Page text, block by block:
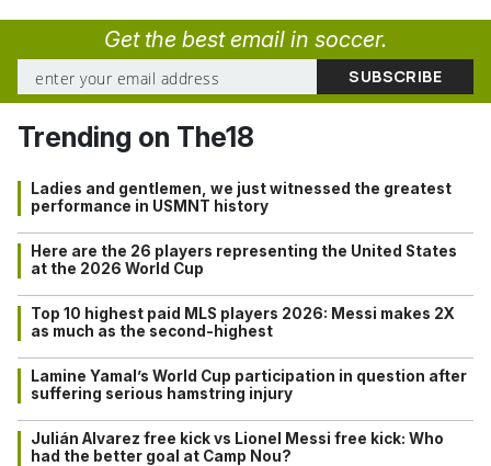
Get the best email in soccer.
Trending on The18
Ladies and gentlemen, we just witnessed the greatest
performance in USMNT history
Here are the 26 players representing the United States
at the 2026 World Cup
Top 10 highest paid MLS players 2026: Messi makes 2X
as much as the second-highest
Lamine Yamal’s World Cup participation in question after
suffering serious hamstring injury
Julián Alvarez free kick vs Lionel Messi free kick: Who
had the better goal at Camp Nou?